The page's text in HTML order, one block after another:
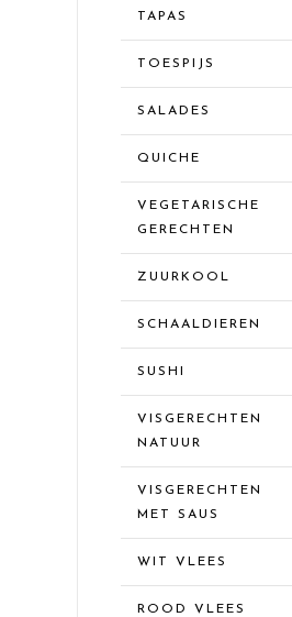
TAPAS
TOESPIJS
SALADES
QUICHE
VEGETARISCHE
GERECHTEN
ZUURKOOL
SCHAALDIEREN
SUSHI
VISGERECHTEN
NATUUR
VISGERECHTEN
MET SAUS
WIT VLEES
ROOD VLEES